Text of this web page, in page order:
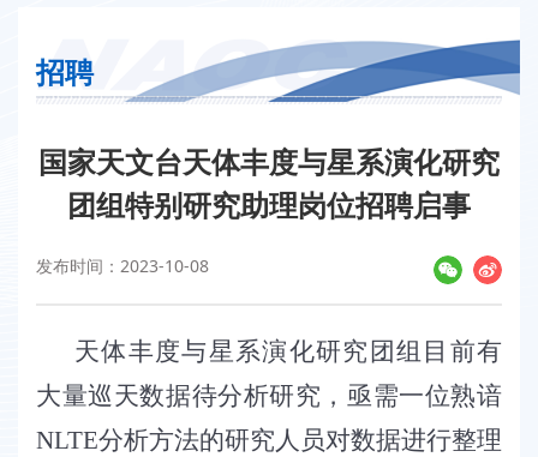
招聘
国家天文台天体丰度与星系演化研究
团组特别研究助理岗位招聘启事
发布时间：2023-10-08
天体丰度与星系演化研究团组目前有
大量巡天数据待分析研究，亟需一位熟谙
NLTE分析方法的研究人员对数据进行整理